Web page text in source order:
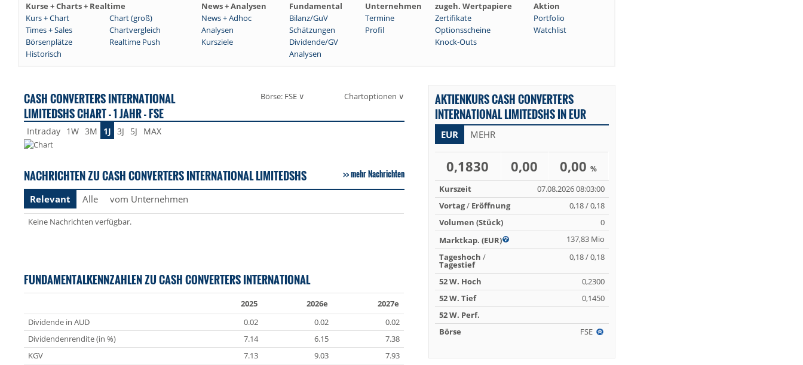
Kurse + Charts + Realtime News + Analysen Fundamental Unternehmen zugeh. Wertpapiere
Aktion
Kurs + Chart
Chart (groß) News + Adhoc Bilanz/GuV Termine Zertifikate
Portfolio
Times + Sales
Chartvergleich Analysen Schätzungen Profil Optionsscheine
Watchlist
Börsenplätze
Realtime Push Kursziele Dividende/GV
Knock-Outs
Historisch
Analysen
CASH CONVERTERS INTERNATIONAL
LIMITEDSHS CHART - 1 JAHR - FSE
Börse: FSE ∨ Chartoptionen ∨
Intraday 1W 3M 1J 3J 5J MAX
NACHRICHTEN ZU CASH CONVERTERS INTERNATIONAL LIMITEDSHS mehr Nachrichten
Relevant Alle vom Unternehmen
Keine Nachrichten verfügbar.
FUNDAMENTALKENNZAHLEN ZU CASH CONVERTERS INTERNATIONAL
2025 2026e
2027e
Dividende in AUD
0.02 0.02
0.02
Dividendenrendite (in %)
7.14 6.15
7.38
KGV
7.13 9.03
7.93
AKTIENKURS CASH CONVERTERS
INTERNATIONAL LIMITEDSHS IN EUR
EUR MEHR
0,1830 0,00 0,00 %
Kurszeit
07.08.2026 08:03:00
Vortag/ Eröffnung
0,18 / 0,18
Volumen (Stück)
0
Marktkap. (EUR)
137,83 Mio
Tageshoch /
Tagestief
0,18 / 0,18
52 W. Hoch
0,2300
52 W. Tief
0,1450
52 W. Perf.
Börse
FSE